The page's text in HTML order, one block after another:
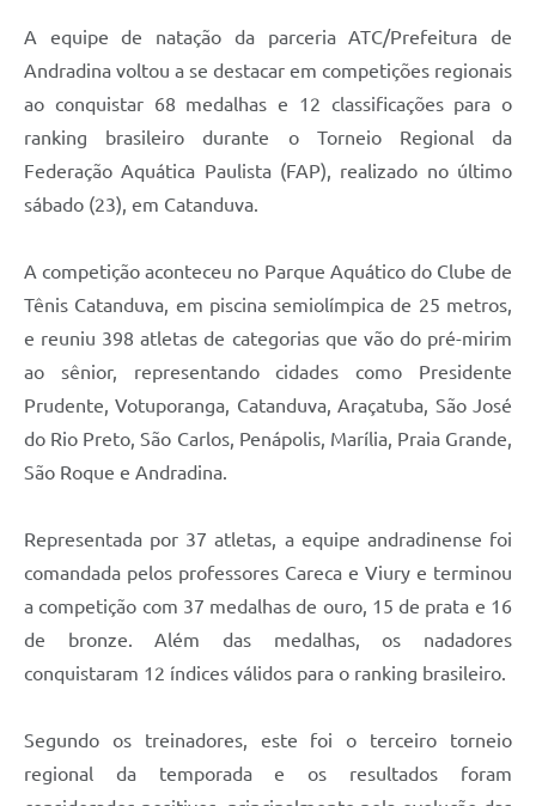
A equipe de natação da parceria ATC/Prefeitura de
Andradina voltou a se destacar em competições regionais
ao conquistar 68 medalhas e 12 classificações para o
ranking brasileiro durante o Torneio Regional da
Federação Aquática Paulista (FAP), realizado no último
sábado (23), em Catanduva.
A competição aconteceu no Parque Aquático do Clube de
Tênis Catanduva, em piscina semiolímpica de 25 metros,
e reuniu 398 atletas de categorias que vão do pré-mirim
ao sênior, representando cidades como Presidente
Prudente, Votuporanga, Catanduva, Araçatuba, São José
do Rio Preto, São Carlos, Penápolis, Marília, Praia Grande,
São Roque e Andradina.
Representada por 37 atletas, a equipe andradinense foi
comandada pelos professores Careca e Viury e terminou
a competição com 37 medalhas de ouro, 15 de prata e 16
de bronze. Além das medalhas, os nadadores
conquistaram 12 índices válidos para o ranking brasileiro.
Segundo os treinadores, este foi o terceiro torneio
regional da temporada e os resultados foram